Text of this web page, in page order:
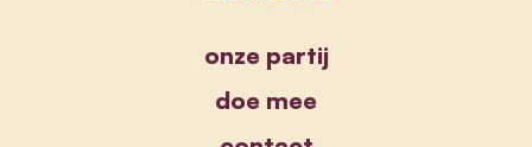
onze partij
doe mee